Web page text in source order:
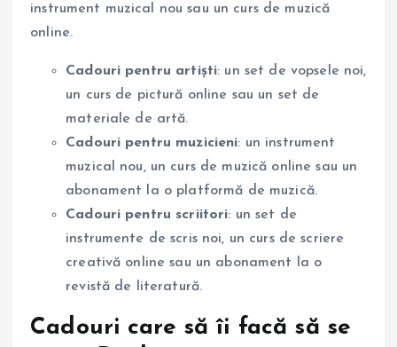
instrument muzical nou sau un curs de muzică
online.
Cadouri pentru artiști: un set de vopsele noi,
un curs de pictură online sau un set de
materiale de artă.
Cadouri pentru muzicieni: un instrument
muzical nou, un curs de muzică online sau un
abonament la o platformă de muzică.
Cadouri pentru scriitori: un set de
instrumente de scris noi, un curs de scriere
creativă online sau un abonament la o
revistă de literatură.
Cadouri care să îi facă să se